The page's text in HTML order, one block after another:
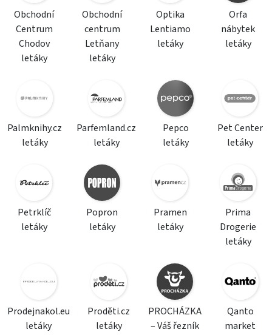
Obchodní
Centrum
Chodov
letáky
Obchodní
centrum
Letňany
letáky
Optika
Lentiamo
letáky
Orfa
nábytek
letáky
Palmknihy.cz
letáky
Parfemland.cz
letáky
Pepco
letáky
Pet Center
letáky
Petrklíč
letáky
Popron
letáky
Pramen
letáky
Prima
Drogerie
letáky
Prodejnakol.eu
letáky
Proděti.cz
letáky
PROCHÁZKA
– Váš řezník
Qanto
market